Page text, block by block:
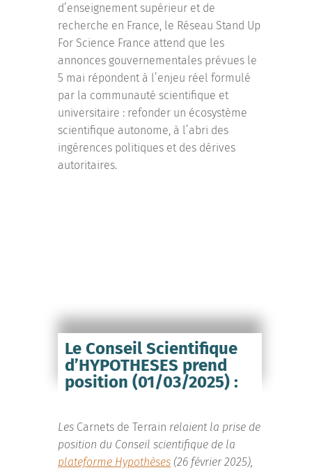
d’enseignement supérieur et de
recherche en France, le Réseau Stand Up
For Science France attend que les
annonces gouvernementales prévues le
5 mai répondent à l’enjeu réel formulé
par la communauté scientifique et
universitaire : refonder un écosystème
scientifique autonome, à l’abri des
ingérences politiques et des dérives
autoritaires.
Le Conseil Scientifique
d’HYPOTHESES prend
position (01/03/2025) :
Les Carnets de Terrain relaient la prise de
position du Conseil scientifique de la
plateforme Hypothèses(26 février 2025),